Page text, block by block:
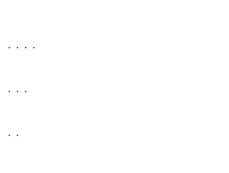
・・・・
・・・
・・